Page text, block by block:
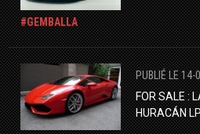
GEMBALLA
PUBLIÉ LE
FOR SALE :
HURACÁN